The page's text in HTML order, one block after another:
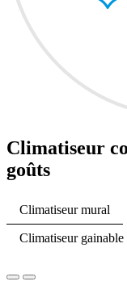
Climatiseur
goûts
Climatiseur mural
Climatiseur gainable